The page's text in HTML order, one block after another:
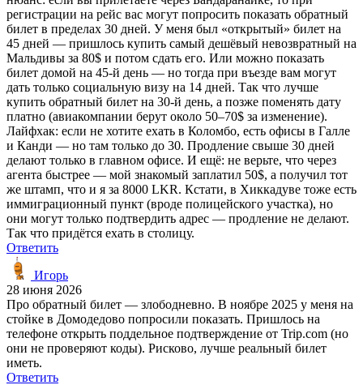
регистрации на рейс вас могут попросить показать обратный
билет в пределах 30 дней. У меня был «открытый» билет на
45 дней — пришлось купить самый дешёвый невозвратный на
Мальдивы за 80$ и потом сдать его. Или можно показать
билет домой на 45-й день — но тогда при въезде вам могут
дать только социальную визу на 14 дней. Так что лучше
купить обратный билет на 30-й день, а позже поменять дату
платно (авиакомпании берут около 50–70$ за изменение).
Лайфхак: если не хотите ехать в Коломбо, есть офисы в Галле
и Канди — но там только до 30. Продление свыше 30 дней
делают только в главном офисе. И ещё: не верьте, что через
агента быстрее — мой знакомый заплатил 50$, а получил тот
же штамп, что и я за 8000 LKR. Кстати, в Хиккадуве тоже есть
иммиграционный пункт (вроде полицейского участка), но
они могут только подтвердить адрес — продление не делают.
Так что придётся ехать в столицу.
Ответить
Игорь
28 июня 2026
Про обратный билет — злободневно. В ноябре 2025 у меня на
стойке в Домодедово попросили показать. Пришлось на
телефоне открыть поддельное подтверждение от Trip.com (но
они не проверяют коды). Рисково, лучше реальный билет
иметь.
Ответить